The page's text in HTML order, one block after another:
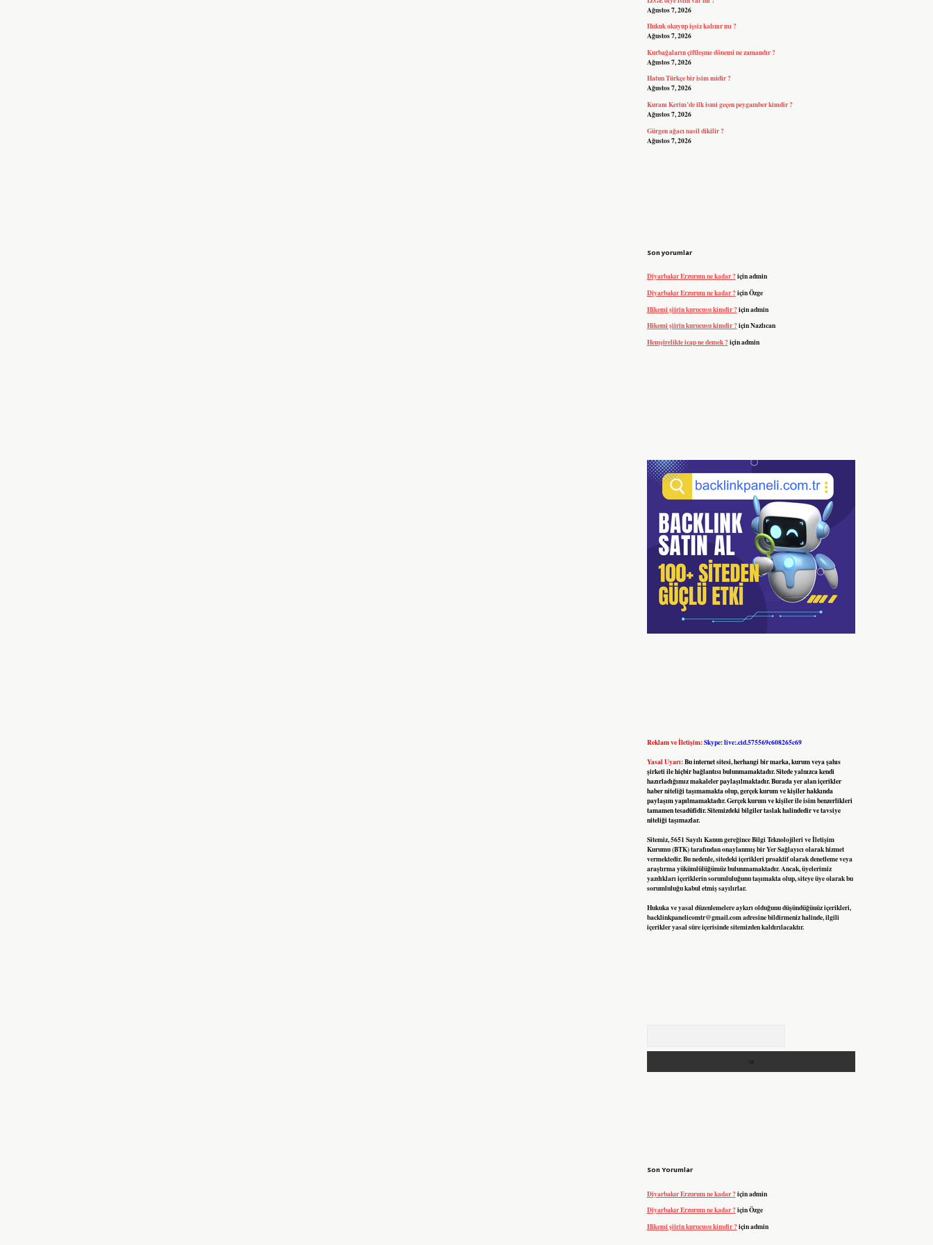
Ağustos 7, 2026
Hukuk okuyup işsiz kalınır mı ?
Ağustos 7, 2026
Kurbağaların çiftleşme dönemi ne zamandır ?
Ağustos 7, 2026
Hatun Türkçe bir isim midir ?
Ağustos 7, 2026
Kuranı Kerim’de ilk ismi geçen peygamber kimdir ?
Ağustos 7, 2026
Gürgen ağacı nasil dikilir ?
Ağustos 7, 2026
Son yorumlar
Diyarbakır Erzurum ne kadar ?içinadmin
Diyarbakır Erzurum ne kadar ?içinÖzge
Hikemi şiirin kurucusu kimdir ?içinadmin
Hikemi şiirin kurucusu kimdir ?içinNazlıcan
Hemşirelikte icap ne demek ?içinadmin
Reklam ve İletişim:Skype: live:.cid.575569c608265c69
Yasal Uyarı:Bu internet sitesi, herhangi bir marka, kurum veya şahıs
şirketi ile hiçbir bağlantısı bulunmamaktadır. Sitede yalnızca kendi
hazırladığımız makaleler paylaşılmaktadır. Burada yer alan içerikler
haber niteliği taşımamakta olup, gerçek kurum ve kişiler hakkında
paylaşım yapılmamaktadır. Gerçek kurum ve kişiler ile isim benzerlikleri
tamamen tesadüfidir. Sitemizdeki bilgiler taslak halindedir ve tavsiye
niteliği taşımazlar.
Sitemiz, 5651 Sayılı Kanun gereğince Bilgi Teknolojileri ve İletişim
Kurumu (BTK) tarafından onaylanmış bir Yer Sağlayıcı olarak hizmet
vermektedir. Bu nedenle, sitedeki içerikleri proaktif olarak denetleme veya
araştırma yükümlülüğümüz bulunmamaktadır. Ancak, üyelerimiz
yazdıkları içeriklerin sorumluluğunu taşımakta olup, siteye üye olarak bu
sorumluluğu kabul etmiş sayılırlar.
Hukuka ve yasal düzenlemelere aykırı olduğunu düşündüğünüz içerikleri,
backlinkpanelicomtr@gmail.comadresine bildirmeniz halinde, ilgili
içerikler yasal süre içerisinde sitemizden kaldırılacaktır.
Son Yorumlar
Diyarbakır Erzurum ne kadar ?içinadmin
Diyarbakır Erzurum ne kadar ?içinÖzge
Hikemi şiirin kurucusu kimdir ?içinadmin